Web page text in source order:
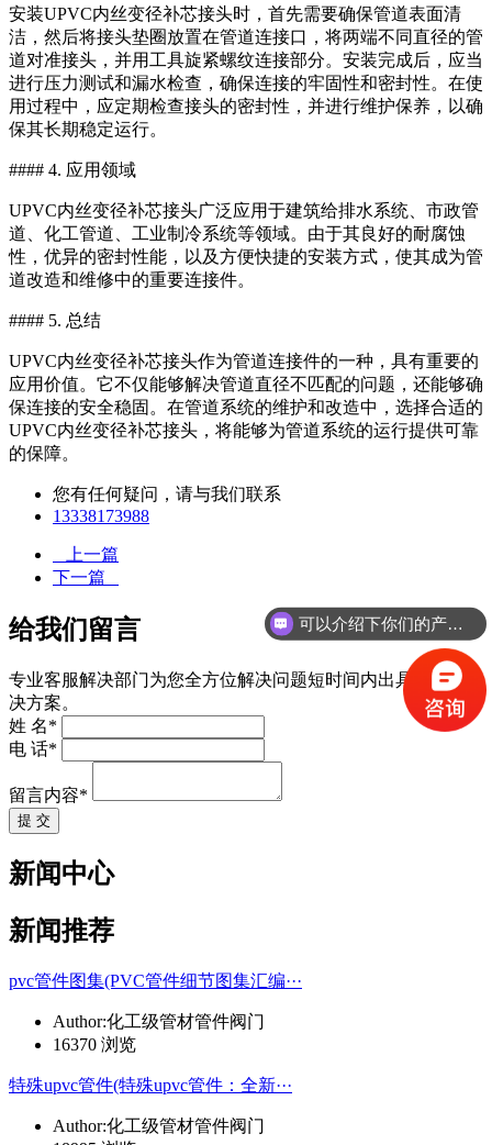
安装UPVC内丝变径补芯接头时，首先需要确保管道表面清
洁，然后将接头垫圈放置在管道连接口，将两端不同直径的管
道对准接头，并用工具旋紧螺纹连接部分。安装完成后，应当
进行压力测试和漏水检查，确保连接的牢固性和密封性。在使
用过程中，应定期检查接头的密封性，并进行维护保养，以确
保其长期稳定运行。
#### 4. 应用领域
UPVC内丝变径补芯接头广泛应用于建筑给排水系统、市政管
道、化工管道、工业制冷系统等领域。由于其良好的耐腐蚀
性，优异的密封性能，以及方便快捷的安装方式，使其成为管
道改造和维修中的重要连接件。
#### 5. 总结
UPVC内丝变径补芯接头作为管道连接件的一种，具有重要的
应用价值。它不仅能够解决管道直径不匹配的问题，还能够确
保连接的安全稳固。在管道系统的维护和改造中，选择合适的
UPVC内丝变径补芯接头，将能够为管道系统的运行提供可靠
的保障。
您有任何疑问，请与我们联系
13338173988
上一篇
下一篇
给我们留言
专业客服解决部门为您全方位解决问题短时间内出具有效的解
决方案。
姓 名*
电 话*
留言内容*
提 交
新闻中心
新闻推荐
pvc管件图集(PVC管件细节图集汇编···
Author:化工级管材管件阀门
16370 浏览
特殊upvc管件(特殊upvc管件：全新···
Author:化工级管材管件阀门
可以介绍下你们的产品么